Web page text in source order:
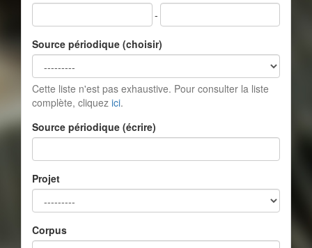
-
Source périodique (choisir)
Cette liste n'est pas exhaustive. Pour consulter la liste
complète, cliquez ici.
Source périodique (écrire)
Projet
Corpus